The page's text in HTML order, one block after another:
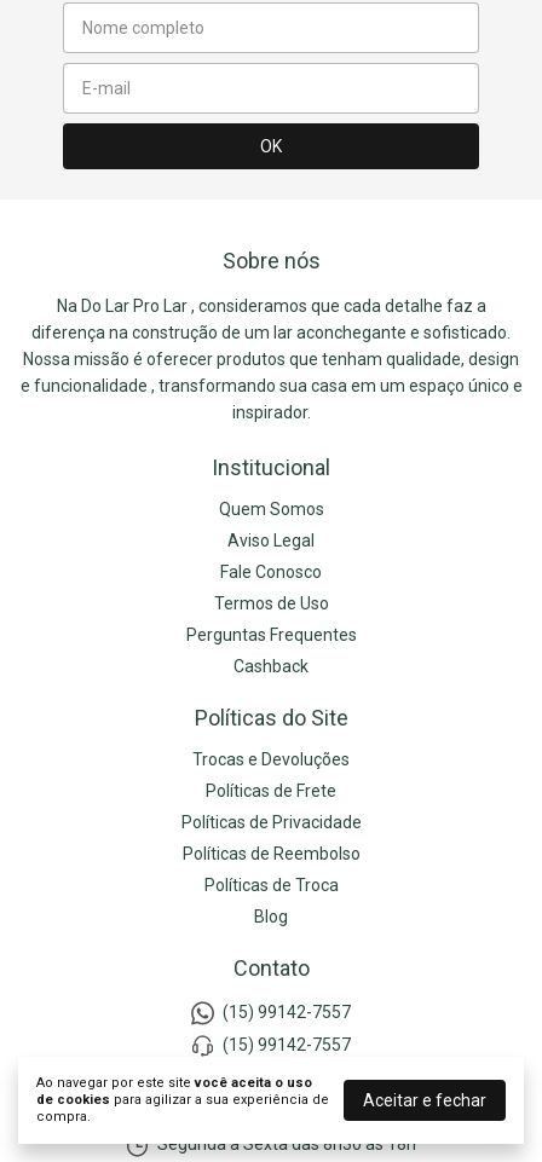
Ao navegar por este sitevocê aceita o uso
de cookies para agilizar a sua experiência de
compra.
Aceitar e fechar
Sobre nós
Na Do Lar Pro Lar , consideramos que cada detalhe faz a
diferença na construção de um lar aconchegante e sofisticado.
Nossa missão é oferecer produtos que tenham qualidade, design
e funcionalidade , transformando sua casa em um espaço único e
inspirador.
Institucional
Quem Somos
Aviso Legal
Fale Conosco
Termos de Uso
Perguntas Frequentes
Cashback
Políticas do Site
Trocas e Devoluções
Políticas de Frete
Políticas de Privacidade
Políticas de Reembolso
Políticas de Troca
Blog
Contato
(15) 99142-7557
(15) 99142-7557
contato@dolarprolar.com.br
São Bernardo do Campo - SP
Segunda à Sexta das 8h30 às 18h